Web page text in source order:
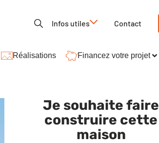
Infos utiles Contact
Réalisations Financez votre projet
Je souhaite faire
construire cette
maison